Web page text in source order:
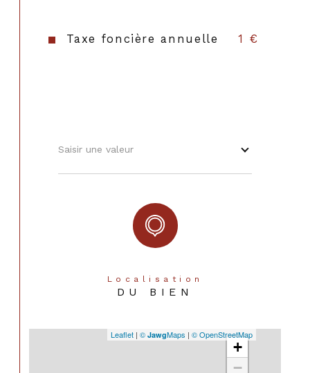
Taxe foncière annuelle 1 €
Saisir une valeur
Localisation
DU BIEN
+
−
Leaflet | © JawgMaps | © OpenStreetMap